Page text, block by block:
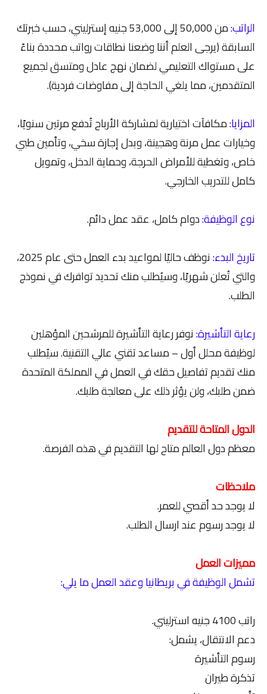
الراتب:
من 50,000 إلى 53,000 جنيه إسترليني، حسب خبرتك
السابقة (يرجى العلم أننا وضعنا نطاقات رواتب محددة بناءً
على مستواك التعليمي لضمان نهج عادل ومتسق لجميع
المتقدمين، مما يلغي الحاجة إلى مفاوضات فردية).
المزايا:مكافآت اختيارية لمشاركة الأرباح تُدفع مرتين سنويًا،
وخيارات عمل مرنة وهجينة، وبدل إجازة سخي، وتأمين طبي
خاص، وتغطية للأمراض الحرجة، وحماية الدخل، وتمويل
كامل للتدريب الخارجي.
نوع الوظيفة:دوام كامل، عقد عمل دائم.
تاريخ البدء:
نوظف حاليًا لمواعيد بدء العمل حتى عام 2025،
والتي تُعلن شهريًا، وسيُطلب منك تحديد توافرك في نموذج
الطلب.
رعاية التأشيرة:نوفر رعاية التأشيرة للمرشحين المؤهلين
لوظيفة محلل أول – مساعد تقني عالي التقنية. سيُطلب
منك تقديم تفاصيل حقك في العمل في المملكة المتحدة
ضمن طلبك، ولن يؤثر ذلك على معالجة طلبك.
الدول المتاحة للتقديم
معظم دول العالم متاح لها التقديم في هذه الفرصة.
ملاحظات
لا يوجد حد أقصي للعمر.
لا يوجد رسوم عند ارسال الطلب.
مميزات العمل
تشمل الوظيفة في بريطانيا وعقد العمل ما يلي:
راتب 4100 جنيه استرليني.
دعم الانتقال، يشمل:
رسوم التأشيرة
تذكرة طيران